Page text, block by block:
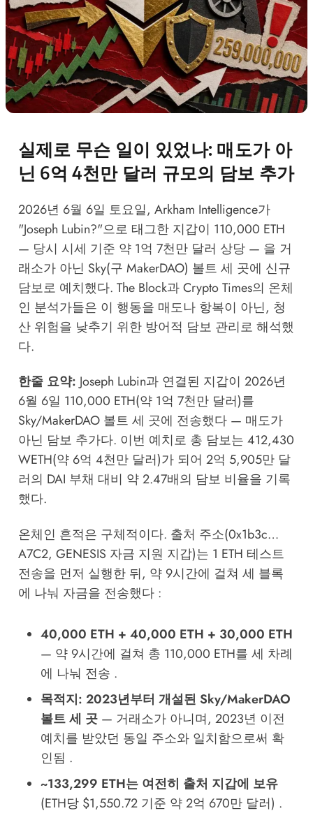
실제로 무슨 일이 있었나: 매도가 아
닌 6억 4천만 달러 규모의 담보 추가
2026년 6월 6일 토요일, Arkham Intelligence가
"Joseph Lubin?"으로 태그한 지갑이 110,000 ETH
— 당시 시세 기준 약 1억 7천만 달러 상당 — 을 거
래소가 아닌 Sky(구 MakerDAO) 볼트 세 곳에 신규
담보로 예치했다. The Block과Crypto Times의 온체
인 분석가들은 이 행동을 매도나 항복이 아닌, 청
산 위험을 낮추기 위한 방어적 담보 관리로 해석했
다.
한줄 요약: Joseph Lubin과 연결된 지갑이 2026년
6월 6일 110,000 ETH(약 1억 7천만 달러)를
Sky/MakerDAO 볼트 세 곳에 전송했다 — 매도가
아닌 담보 추가다. 이번 예치로 총 담보는 412,430
WETH(약 6억 4천만 달러)가 되어 2억 5,905만 달
러의 DAI 부채 대비 약 2.47배의 담보 비율을 기록
했다.
온체인 흔적은 구체적이다. 출처 주소(0x1b3c…
A7C2, GENESIS 자금 지원 지갑)는 1 ETH 테스트
전송을 먼저 실행한 뒤, 약 9시간에 걸쳐 세 블록
에 나눠 자금을 전송했다 :
40,000 ETH + 40,000 ETH + 30,000 ETH
— 약 9시간에 걸쳐 총 110,000 ETH를 세 차례
에 나눠 전송 .
목적지: 2023년부터 개설된 Sky/MakerDAO
볼트 세 곳— 거래소가 아니며, 2023년 이전
예치를 받았던 동일 주소와 일치함으로써 확
인됨 .
~133,299 ETH는 여전히 출처 지갑에 보유
(ETH당 $1,550.72 기준 약 2억 670만 달러) .